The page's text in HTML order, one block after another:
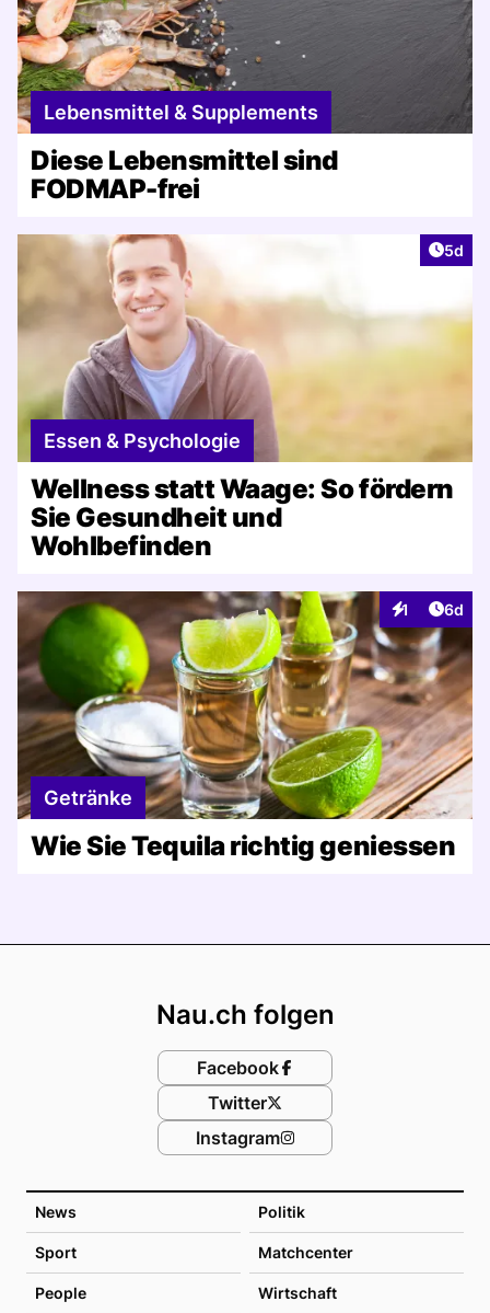
Lebensmittel & Supplements
Diese Lebensmittel sind
FODMAP-frei
5d
Essen & Psychologie
Wellness statt Waage: So fördern
Sie Gesundheit und
Wohlbefinden
1
Interaktionen
6d
Getränke
Wie Sie Tequila richtig geniessen
News Politik
Sport Matchcenter
People Wirtschaft
Nau.ch folgen
Facebook
Twitter
Instagram